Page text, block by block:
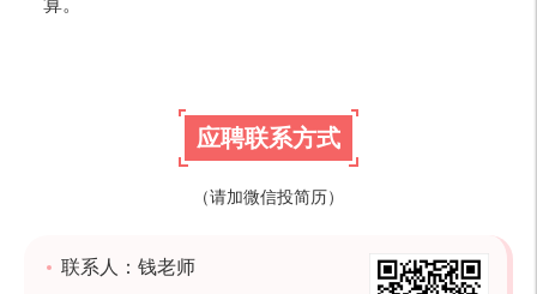
算。
应聘联系方式
（请加微信投简历）
联系人：钱老师